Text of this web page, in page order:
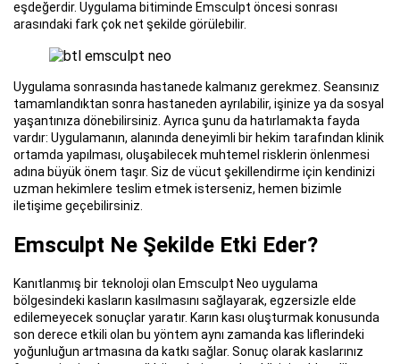
eşdeğerdir. Uygulama bitiminde Emsculpt öncesi sonrası
arasındaki fark çok net şekilde görülebilir.
Uygulama sonrasında hastanede kalmanız gerekmez. Seansınız
tamamlandıktan sonra hastaneden ayrılabilir, işinize ya da sosyal
yaşantınıza dönebilirsiniz. Ayrıca şunu da hatırlamakta fayda
vardır: Uygulamanın, alanında deneyimli bir hekim tarafından klinik
ortamda yapılması, oluşabilecek muhtemel risklerin önlenmesi
adına büyük önem taşır. Siz de vücut şekillendirme için kendinizi
uzman hekimlere teslim etmek isterseniz, hemen bizimle
iletişime geçebilirsiniz.
Emsculpt Ne Şekilde Etki Eder?
Kanıtlanmış bir teknoloji olan Emsculpt Neo uygulama
bölgesindeki kasların kasılmasını sağlayarak, egzersizle elde
edilemeyecek sonuçlar yaratır. Karın kası oluşturmak konusunda
son derece etkili olan bu yöntem aynı zamanda kas liflerindeki
yoğunluğun artmasına da katkı sağlar. Sonuç olarak kaslarınız